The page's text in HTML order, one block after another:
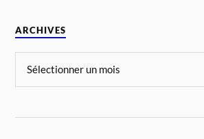
ARCHIVES